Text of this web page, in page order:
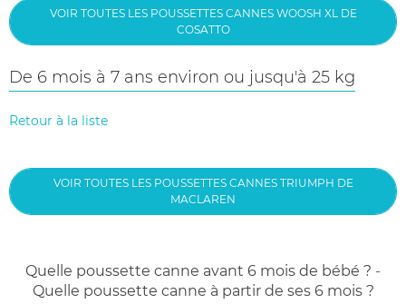
VOIR TOUTES LES POUSSETTES CANNES WOOSH XL DE
COSATTO
De 6 mois à 7 ans environ ou jusqu'à 25 kg
Retour à la liste
VOIR TOUTES LES POUSSETTES CANNES TRIUMPH DE
MACLAREN
Quelle poussette canne avant 6 mois de bébé ? -
Quelle poussette canne à partir de ses 6 mois ?